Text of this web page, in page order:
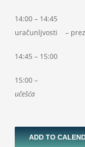
14:00 – 14:45
uračunljvosti –
14:45 –
15:00 –
učešća
ADD TO